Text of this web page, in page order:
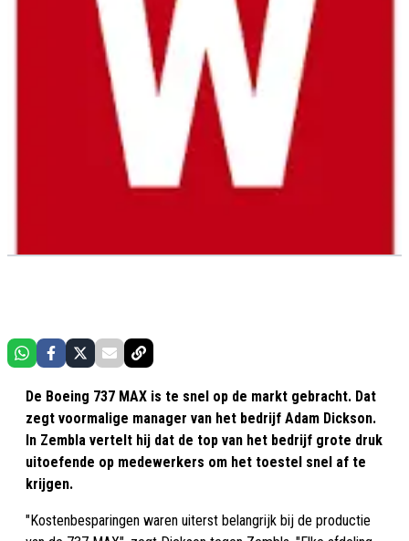
De Boeing 737 MAX is te snel op de markt gebracht. Dat
zegt voormalige manager van het bedrijf Adam Dickson.
In Zembla vertelt hij dat de top van het bedrijf grote druk
uitoefende op medewerkers om het toestel snel af te
krijgen.
"Kostenbesparingen waren uiterst belangrijk bij de productie